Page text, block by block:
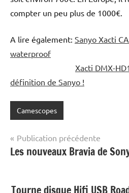
compter un peu plus de 1000€.
A lire également: Sanyo Xacti
waterproof
Xacti DMX-
définition de Sanyo !
Camescopes
Navigation
de
Publication précédente
Les nouveaux Bravia de